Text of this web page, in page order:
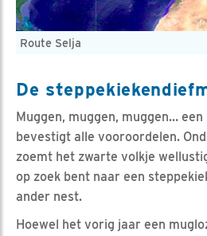
Route Selja
De
Muggen, muggen, muggen… een
bevestigt alle vooroordelen.
zoemt het zwarte volkje
op zoek bent naar een
ander nest.
Hoewel het vorig jaar een